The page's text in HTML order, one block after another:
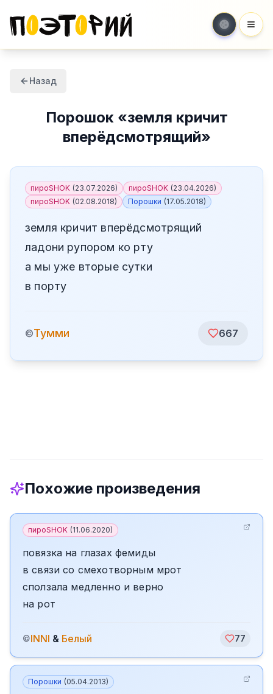
Назад
Порошок«земля кричит
вперёдсмотрящий»
пироSHOK (23.07.2026) пироSHOK (23.04.2026)
пироSHOK (02.08.2018) Порошки (17.05.2018)
земля кричит вперёдсмотрящий
ладони рупором ко рту
а мы уже вторые сутки
в порту
©Тумми 667
Похожие произведения
пироSHOK (11.06.2020)
повязка на глазах фемиды
в связи со смехотворным мрот
сползала медленно и верно
на рот
©INNI & Белый 77
Порошки (05.04.2013)